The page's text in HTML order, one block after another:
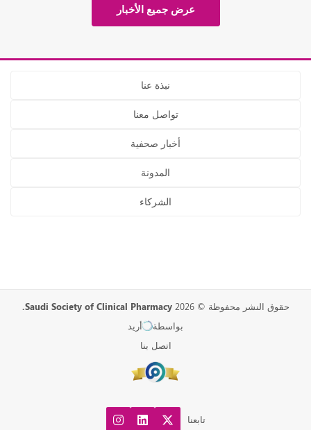
عرض جميع الأخبار
نبذة عنا
تواصل معنا
أخبار صحفية
المدونة
الشركاء
حقوق النشر محفوظة © 2026
Saudi Society of Clinical Pharmacy.
بواسطة
أريد
اتصل بنا
تابعنا